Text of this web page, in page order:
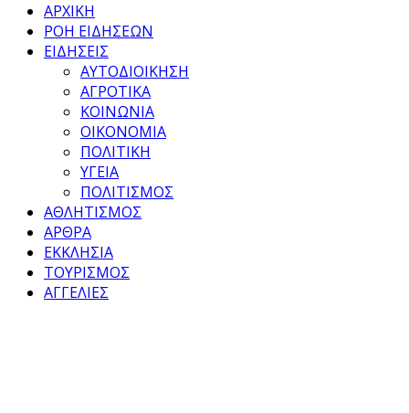
ΑΡΧΙΚΗ
ΡΟΗ ΕΙΔΗΣΕΩΝ
ΕΙΔΗΣΕΙΣ
ΑΥΤΟΔΙΟΙΚΗΣΗ
ΑΓΡΟΤΙΚΑ
ΚΟΙΝΩΝΙΑ
ΟΙΚΟΝΟΜΙΑ
ΠΟΛΙΤΙΚΗ
ΥΓΕΙΑ
ΠΟΛΙΤΙΣΜΟΣ
ΑΘΛΗΤΙΣΜΟΣ
ΑΡΘΡΑ
ΕΚΚΛΗΣΙΑ
ΤΟΥΡΙΣΜΟΣ
ΑΓΓΕΛΙΕΣ